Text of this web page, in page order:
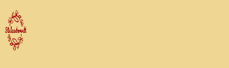
Zum
Inhalt
springen